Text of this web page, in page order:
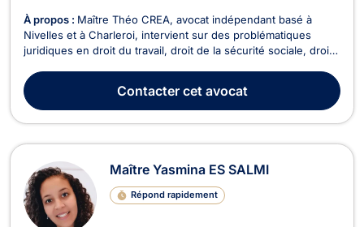
À propos : Maître Théo CREA, avocat indépendant basé à
Nivelles et à Charleroi, intervient sur des problématiques
juridiques en droit du travail, droit de la sécurité sociale, droit
collaboratif, médiation et arbitrage. Il met son expertise à votre
service pour défendre vos ...
Contactercet avocat
Maître Yasmina ES SALMI
Répond rapidement